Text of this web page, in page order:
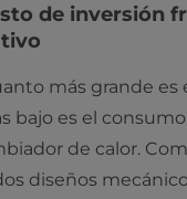
de inversión
más grande es
bajo es el
de calor.
diseños